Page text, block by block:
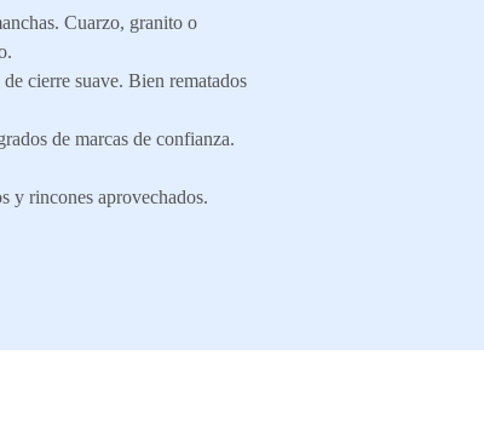
Cuarzo, granito o
cierre suave. Bien rematados
de marcas de confianza.
y rincones aprovechados.